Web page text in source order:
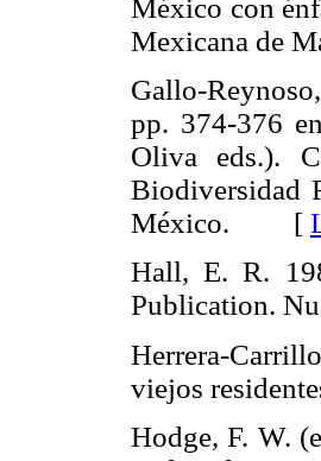
México con
Mexicana de
Gallo-
pp. 374-376
Oliva eds.).
Biodiversidad
México. [
Hall, E. R.
Publication.
Herrera-
viejos
Hodge, F. W.